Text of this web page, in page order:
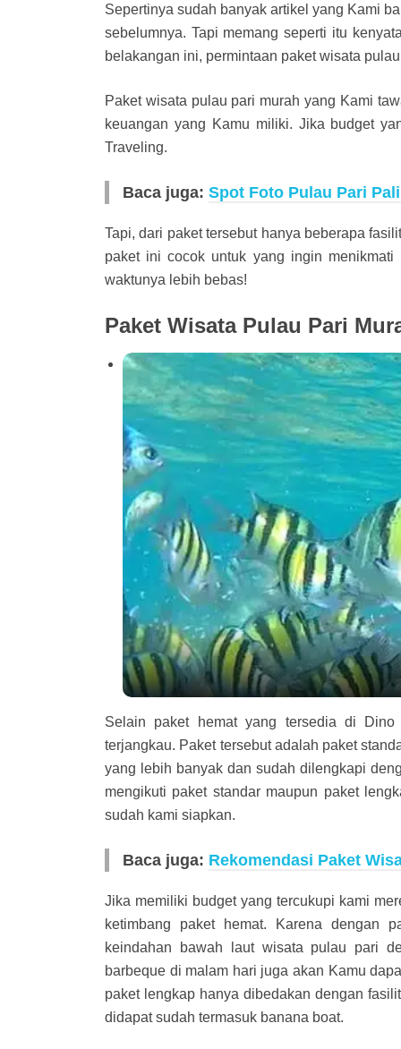
Sepertinya sudah banyak artikel yang Kami
sebelumnya. Tapi memang seperti itu
belakangan ini, permintaan paket wisata
Paket wisata pulau pari murah yang Kami
keuangan yang Kamu miliki. Jika budget
Traveling.
Baca juga: Spot Foto Pulau Pari
Tapi, dari paket tersebut hanya beberapa
paket ini cocok untuk yang ingin
waktunya lebih bebas!
Paket Wisata Pulau Pari
Selain paket hemat yang tersedia di
terjangkau. Paket tersebut adalah paket
yang lebih banyak dan sudah dilengkapi
mengikuti paket standar maupun paket
sudah kami siapkan.
Baca juga: Rekomendasi Paket
Jika memiliki budget yang tercukupi kami
ketimbang paket hemat. Karena dengan
keindahan bawah laut wisata pulau pari
barbeque di malam hari juga akan Kamu
paket lengkap hanya dibedakan dengan
didapat sudah termasuk banana boat.